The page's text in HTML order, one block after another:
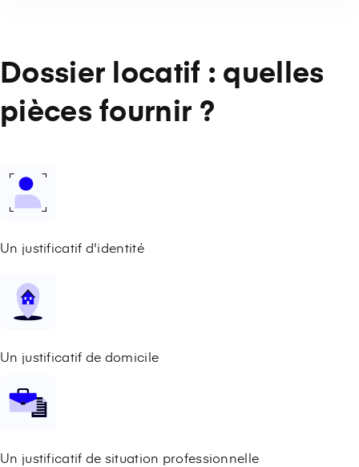
Dossier locatif : quelles
pièces fournir ?
Un justificatif d'identité
Un justificatif de domicile
Un justificatif de situation professionnelle